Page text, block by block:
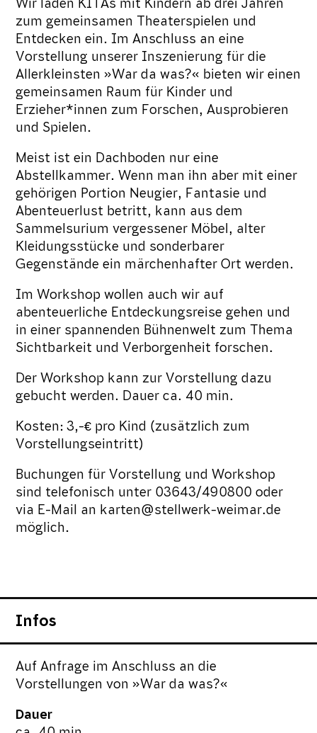
Wir laden KITAs mit Kindern ab drei Jahren
zum gemeinsamen Theaterspielen und
Entdecken ein. Im Anschluss an eine
Vorstellung unserer Inszenierung für die
Allerkleinsten »War da was?« bieten wir einen
gemeinsamen Raum für Kinder und
Erzieher*innen zum Forschen, Ausprobieren
und Spielen.
Meist ist ein Dachboden nur eine
Abstellkammer. Wenn man ihn aber mit einer
gehörigen Portion Neugier, Fantasie und
Abenteuerlust betritt, kann aus dem
Sammelsurium vergessener Möbel, alter
Kleidungsstücke und sonderbarer
Gegenstände ein märchenhafter Ort werden.
Im Workshop wollen auch wir auf
abenteuerliche Entdeckungsreise gehen und
in einer spannenden Bühnenwelt zum Thema
Sichtbarkeit und Verborgenheit forschen.
Der Workshop kann zur Vorstellung dazu
gebucht werden. Dauer ca. 40 min.
Kosten: 3,-€ pro Kind (zusätzlich zum
Vorstellungseintritt)
Buchungen für Vorstellung und Workshop
sind telefonisch unter 03643/490800 oder
via E-Mail an karten@stellwerk-weimar.de
möglich.
Infos
Auf Anfrage im Anschluss an die
Vorstellungen von »War da was?«
Dauer